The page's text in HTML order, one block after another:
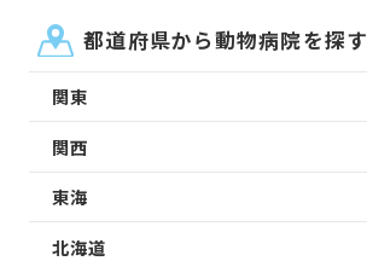
都道府県から動物病院を探す
関東
関西
東海
北海道